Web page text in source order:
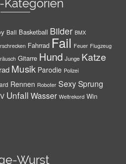
Kategorien
Ball Basketball Bilder BMX
Fahrrad Fail Feuer Flugzeug
Gitarre Hund Junge Katze
Musik Parodie Polizei
Rennen Roboter SexySprung
Unfall Wasser Weltrekord Win
Wurst